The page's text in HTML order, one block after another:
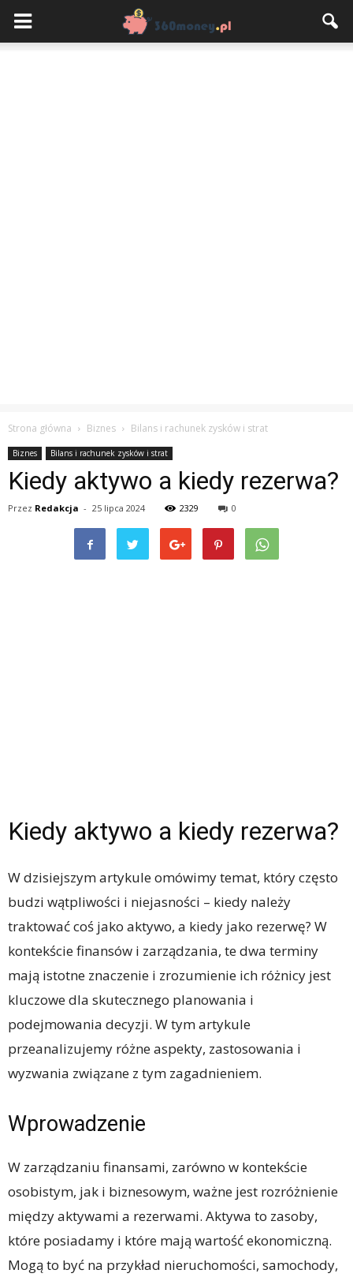
Strona główna Biznes Bilans i rachunek zysków i strat
Biznes Bilans i rachunek zysków i strat
Kiedy aktywo a kiedy rezerwa?
Przez Redakcja - 25 lipca 2024 2329 0
Kiedy aktywo a kiedy rezerwa?
W dzisiejszym artykule omówimy temat, który często
budzi wątpliwości i niejasności – kiedy należy
traktować coś jako aktywo, a kiedy jako rezerwę? W
kontekście finansów i zarządzania, te dwa terminy
mają istotne znaczenie i zrozumienie ich różnicy jest
kluczowe dla skutecznego planowania i
podejmowania decyzji. W tym artykule
przeanalizujemy różne aspekty, zastosowania i
wyzwania związane z tym zagadnieniem.
Wprowadzenie
W zarządzaniu finansami, zarówno w kontekście
osobistym, jak i biznesowym, ważne jest rozróżnienie
między aktywami a rezerwami. Aktywa to zasoby,
które posiadamy i które mają wartość ekonomiczną.
Mogą to być na przykład nieruchomości, samochody,